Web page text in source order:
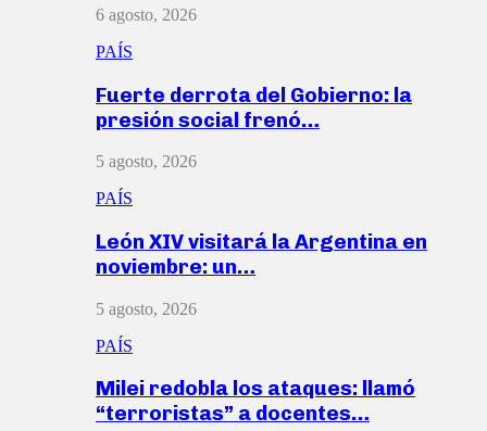
6 agosto, 2026
PAÍS
Fuerte derrota del Gobierno: la
presión social frenó…
5 agosto, 2026
PAÍS
León XIV visitará la Argentina en
noviembre: un…
5 agosto, 2026
PAÍS
Milei redobla los ataques: llamó
“terroristas” a docentes…